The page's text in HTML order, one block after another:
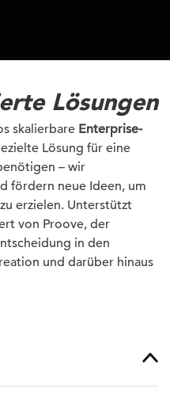
Lösungen
skalierbare Enterprise-
Lösung für eine
– wir
fördern neue Ideen, um
erzielen. Unterstützt
von Proove, der
in den
und darüber hinaus